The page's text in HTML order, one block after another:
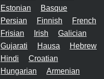
Estonian
Basque
Persian
Finnish
French
Frisian
Irish
Galician
Gujarati
Hausa
Hebrew
Hindi
Croatian
Hungarian
Armenian